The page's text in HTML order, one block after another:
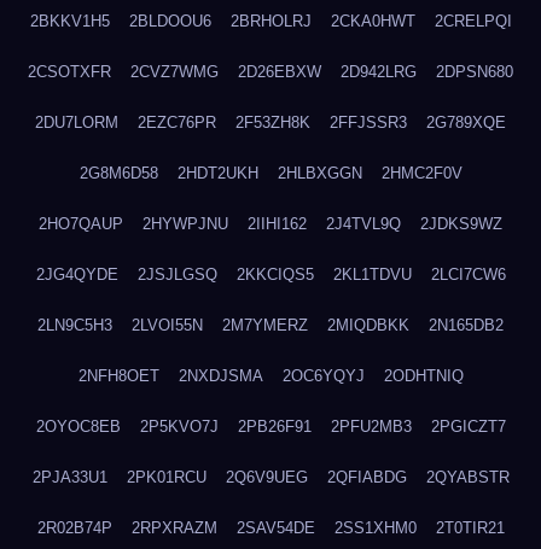
2BKKV1H5 2BLDOOU6 2BRHOLRJ 2CKA0HWT 2CRELPQI
2CSOTXFR 2CVZ7WMG 2D26EBXW 2D942LRG 2DPSN680
2DU7LORM 2EZC76PR 2F53ZH8K 2FFJSSR3 2G789XQE
2G8M6D58 2HDT2UKH 2HLBXGGN 2HMC2F0V
2HO7QAUP 2HYWPJNU 2IIHI162 2J4TVL9Q 2JDKS9WZ
2JG4QYDE 2JSJLGSQ 2KKCIQS5 2KL1TDVU 2LCI7CW6
2LN9C5H3 2LVOI55N 2M7YMERZ 2MIQDBKK 2N165DB2
2NFH8OET 2NXDJSMA 2OC6YQYJ 2ODHTNIQ
2OYOC8EB 2P5KVO7J 2PB26F91 2PFU2MB3 2PGICZT7
2PJA33U1 2PK01RCU 2Q6V9UEG 2QFIABDG 2QYABSTR
2R02B74P 2RPXRAZM 2SAV54DE 2SS1XHM0 2T0TIR21